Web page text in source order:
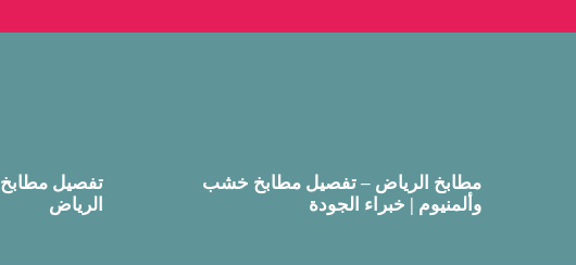
مطابخ الرياض – تفصيل مطابخ خشب
وألمنيوم | خبراء الجودة
تفصيل مطابخ
الرياض